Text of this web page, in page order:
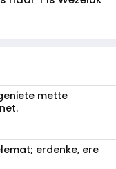
mette
erdenke, ere